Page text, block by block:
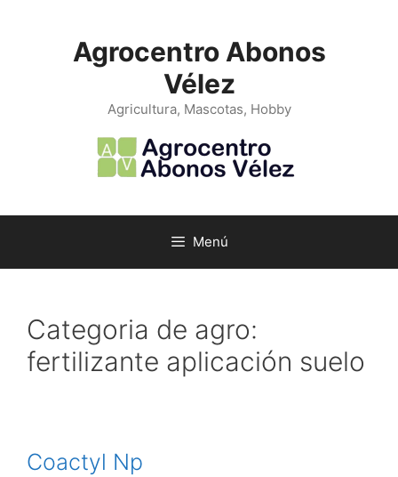
Agrocentro Abonos
Vélez
Agricultura, Mascotas, Hobby
Menú
Categoria de agro:
fertilizante aplicación suelo
Coactyl Np